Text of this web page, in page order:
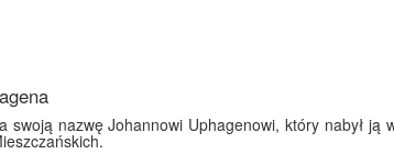
swoją nazwę Johannowi Uphagenowi, który nabył